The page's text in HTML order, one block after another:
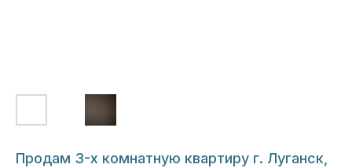
Продам 3-х комнатную квартиру г. Луганск,